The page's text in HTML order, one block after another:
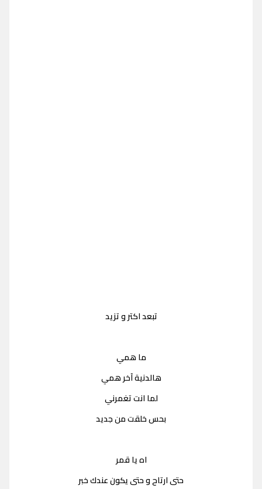
تبعد اكتر و تزيد
ما همي
هالدنية آخر همي
لما انت تغمرني
بحس خلقت من جديد
اه يا قمر
حتى ارتاح و حتى يكون عندك خبر